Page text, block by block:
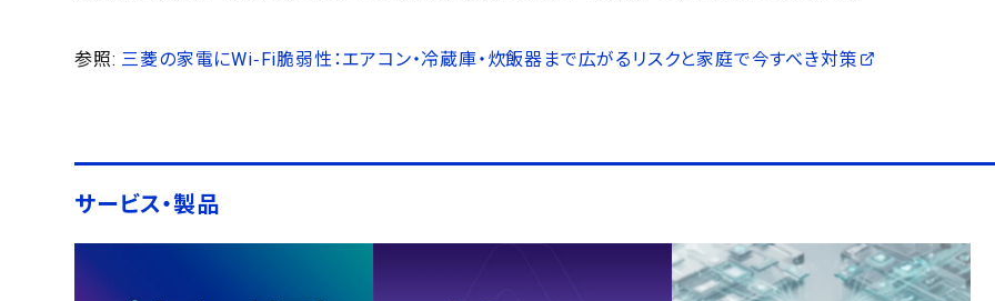
参照: 三菱の家電にWi‑Fi脆弱性：エアコン・冷蔵庫・炊飯器まで広がるリスクと家庭で今すべき対策
サービス・製品